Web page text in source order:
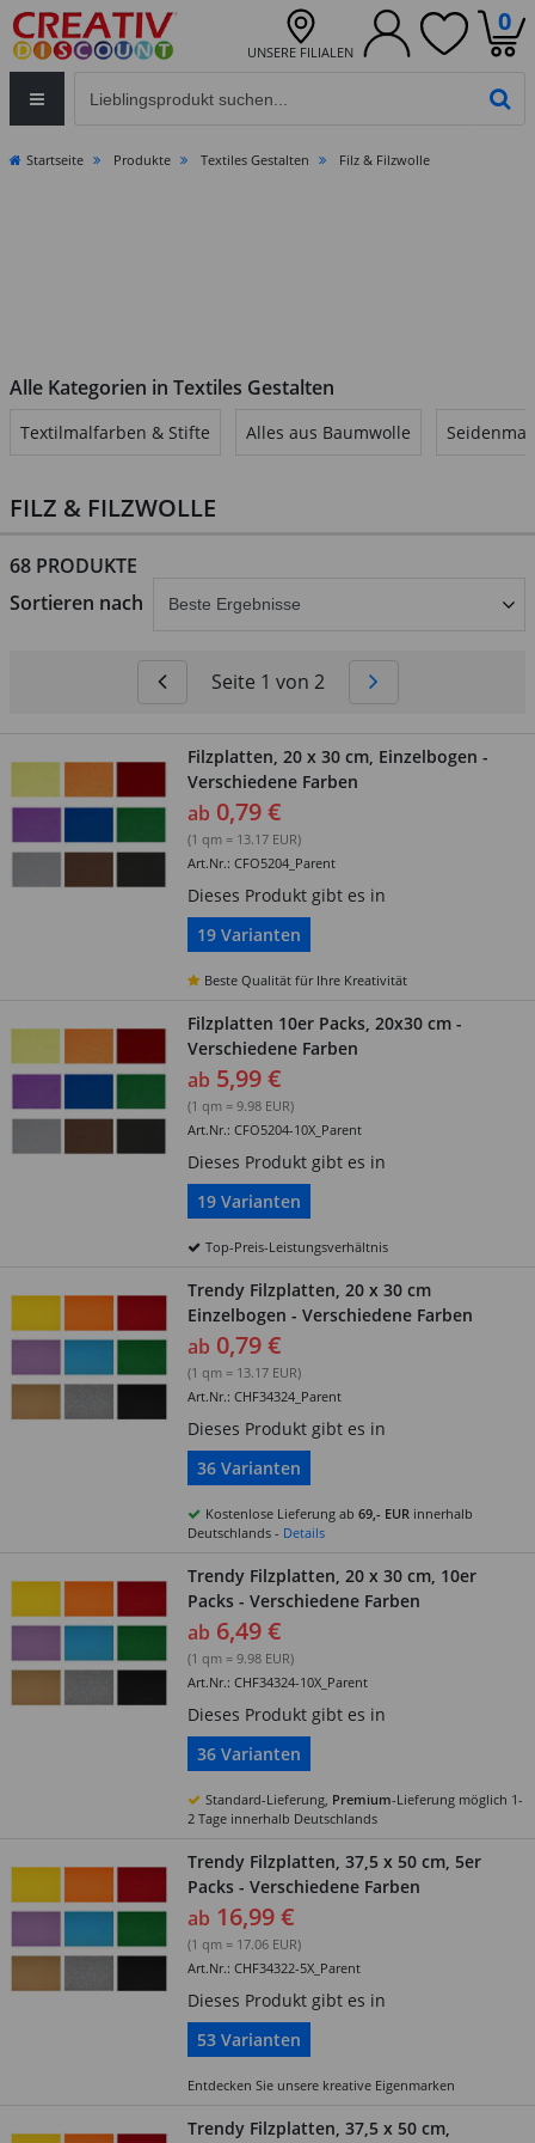
UNSERE FILIALEN
0
Startseite Produkte Textiles Gestalten Filz & Filzwolle
Alle Kategorien in Textiles Gestalten
Textilmalfarben & Stifte Alles aus Baumwolle
FILZ & FILZWOLLE
68 PRODUKTE
Sortieren nach
Seite 1 von 2
Filzplatten, 20 x 30 cm, Einzelbogen -
Verschiedene Farben
ab 0,79 €
(1 qm = 13.17 EUR)
Art.Nr.: CFO5204_Parent
Dieses Produkt gibt es in
19 Varianten
Beste Qualität für Ihre Kreativität
Filzplatten 10er Packs, 20x30 cm -
Verschiedene Farben
ab 5,99 €
(1 qm = 9.98 EUR)
Art.Nr.: CFO5204-10X_Parent
Dieses Produkt gibt es in
19 Varianten
Top-Preis-Leistungsverhältnis
Trendy Filzplatten, 20 x 30 cm
Einzelbogen - Verschiedene Farben
ab 0,79 €
(1 qm = 13.17 EUR)
Art.Nr.: CHF34324_Parent
Dieses Produkt gibt es in
36 Varianten
Kostenlose Lieferung ab69,- EUR innerhalb
Deutschlands - Details
Trendy Filzplatten, 20 x 30 cm, 10er
Packs - Verschiedene Farben
ab 6,49 €
(1 qm = 9.98 EUR)
Art.Nr.: CHF34324-10X_Parent
Dieses Produkt gibt es in
36 Varianten
Standard-Lieferung, Premium-Lieferung möglich 1-
2 Tage innerhalb Deutschlands
Trendy Filzplatten, 37,5 x 50 cm, 5er
Packs - Verschiedene Farben
ab 16,99 €
(1 qm = 17.06 EUR)
Art.Nr.: CHF34322-5X_Parent
Dieses Produkt gibt es in
53 Varianten
Entdecken Sie unsere kreative Eigenmarken
Trendy Filzplatten, 37,5 x 50 cm,